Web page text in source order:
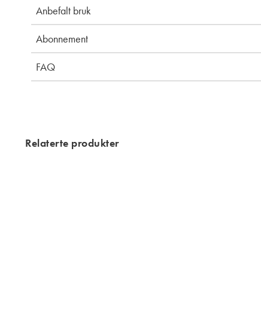
Anbefalt bruk
Abonnement
FAQ
Relaterte produkter